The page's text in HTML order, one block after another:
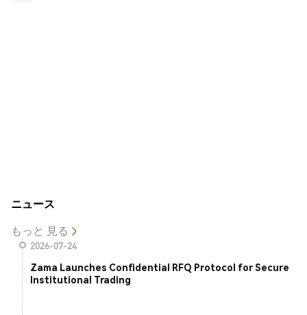
ニュース
もっと 見る
2026-07-24
Zama Launches Confidential RFQ Protocol for Secure
Institutional Trading